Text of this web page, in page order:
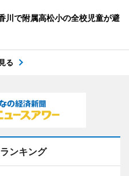
川で附属高松小の全校児童が避
る
ンキング